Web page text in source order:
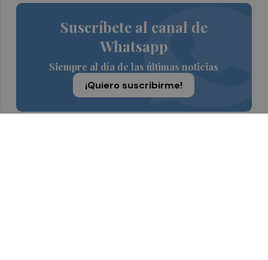
Suscríbete al canal de
Whatsapp
Siempre al día de las últimas noticias
¡Quiero suscribirme!